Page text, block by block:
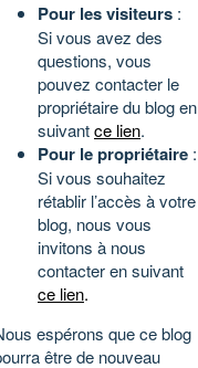
Pour les visiteurs :
Si vous avez des
questions, vous
pouvez contacter le
propriétaire du blog en
suivantce lien.
Pour le propriétaire :
Si vous souhaitez
rétablir l’accès à votre
blog, nous vous
invitons à nous
contacter en suivant
ce lien.
espérons que ce blog
être de nouveau